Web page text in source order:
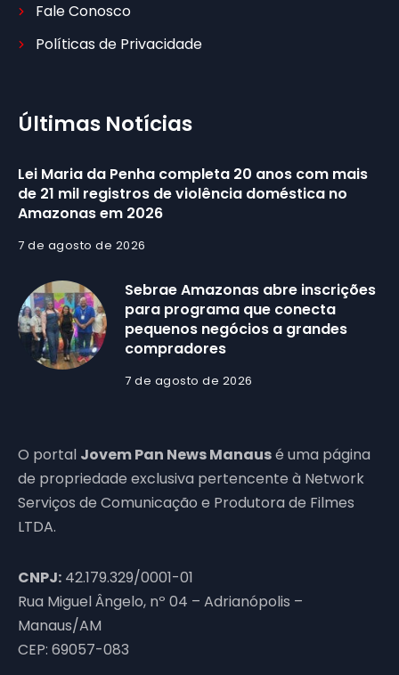
Fale Conosco
Políticas de Privacidade
Últimas Notícias
Lei Maria da Penha completa 20 anos com mais
de 21 mil registros de violência doméstica no
Amazonas em 2026
7 de agosto de 2026
Sebrae Amazonas abre inscrições
para programa que conecta
pequenos negócios a grandes
compradores
7 de agosto de 2026
O portal Jovem Pan News Manausé uma página
de propriedade exclusiva pertencente à Network
Serviços de Comunicação e Produtora de Filmes
LTDA.
CNPJ: 42.179.329/0001-01
Rua Miguel Ângelo, nº 04 – Adrianópolis –
Manaus/AM
CEP: 69057-083